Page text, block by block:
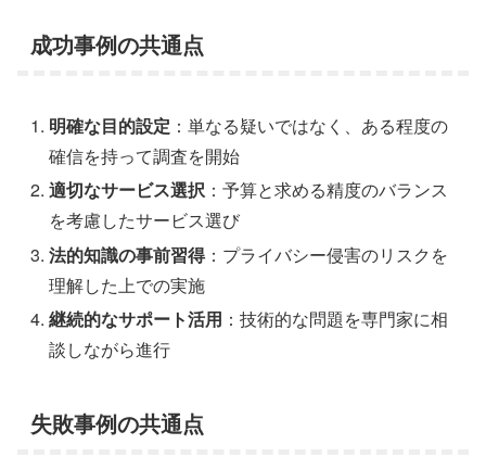
成功事例の共通点
明確な目的設定 ：単なる疑いではなく、ある程度の
確信を持って調査を開始
適切なサービス選択 ：予算と求める精度のバランス
を考慮したサービス選び
法的知識の事前習得：プライバシー侵害のリスクを
理解した上での実施
継続的なサポート活用 ：技術的な問題を専門家に相
談しながら進行
失敗事例の共通点